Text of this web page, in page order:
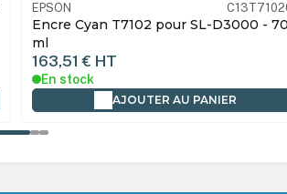
EPSON
Encre Magenta T7103 pour SL-D3000
700 ml
163,51 € HT
En stock
AJOUTER AU PANIER